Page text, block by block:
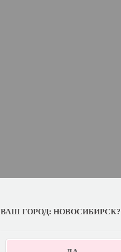
ВАШ ГОРОД: НОВОСИБИРСК?